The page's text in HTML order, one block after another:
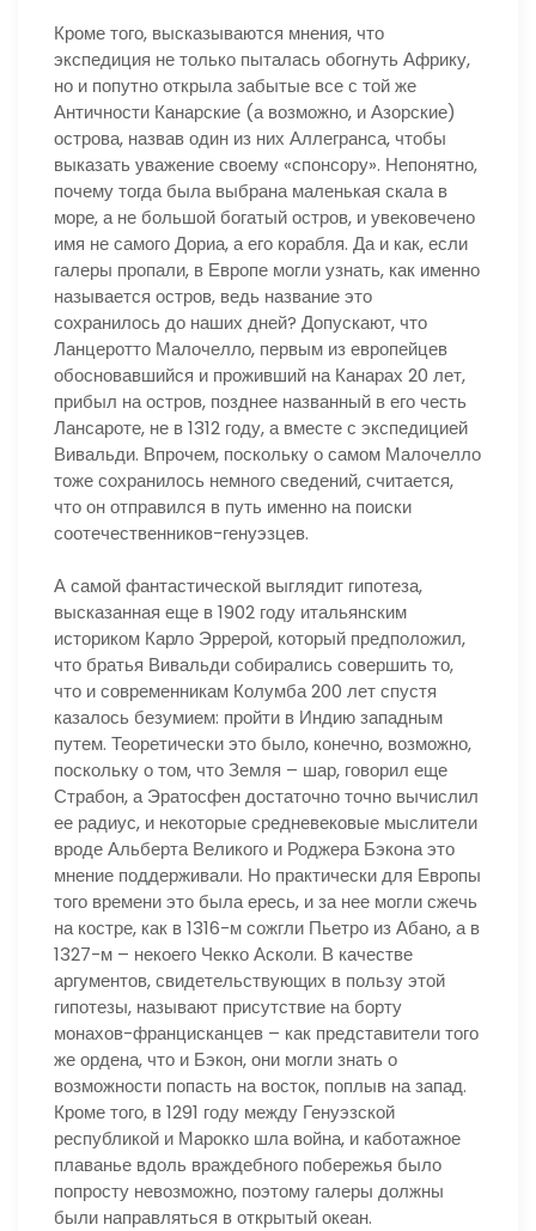
Кроме того, высказываются мнения, что
экспедиция не только пыталась обогнуть Африку,
но и попутно открыла забытые все с той же
Античности Канарские (а возможно, и Азорские)
острова, назвав один из них Аллегранса, чтобы
выказать уважение своему «спонсору». Непонятно,
почему тогда была выбрана маленькая скала в
море, а не большой богатый остров, и увековечено
имя не самого Дориа, а его корабля. Да и как, если
галеры пропали, в Европе могли узнать, как именно
называется остров, ведь название это
сохранилось до наших дней? Допускают, что
Ланцеротто Малочелло, первым из европейцев
обосновавшийся и проживший на Канарах 20 лет,
прибыл на остров, позднее названный в его честь
Лансароте, не в 1312 году, а вместе с экспедицией
Вивальди. Впрочем, поскольку о самом Малочелло
тоже сохранилось немного сведений, считается,
что он отправился в путь именно на поиски
соотечественников-генуэзцев.
А самой фантастической выглядит гипотеза,
высказанная еще в 1902 году итальянским
историком Карло Эррерой, который предположил,
что братья Вивальди собирались совершить то,
что и современникам Колумба 200 лет спустя
казалось безумием: пройти в Индию западным
путем. Теоретически это было, конечно, возможно,
поскольку о том, что Земля – шар, говорил еще
Страбон, а Эратосфен достаточно точно вычислил
ее радиус, и некоторые средневековые мыслители
вроде Альберта Великого и Роджера Бэкона это
мнение поддерживали. Но практически для Европы
того времени это была ересь, и за нее могли сжечь
на костре, как в 1316-м сожгли Пьетро из Абано, а в
1327-м – некоего Чекко Асколи. В качестве
аргументов, свидетельствующих в пользу этой
гипотезы, называют присутствие на борту
монахов-францисканцев – как представители того
же ордена, что и Бэкон, они могли знать о
возможности попасть на восток, поплыв на запад.
Кроме того, в 1291 году между Генуэзской
республикой и Марокко шла война, и каботажное
плаванье вдоль враждебного побережья было
попросту невозможно, поэтому галеры должны
были направляться в открытый океан.